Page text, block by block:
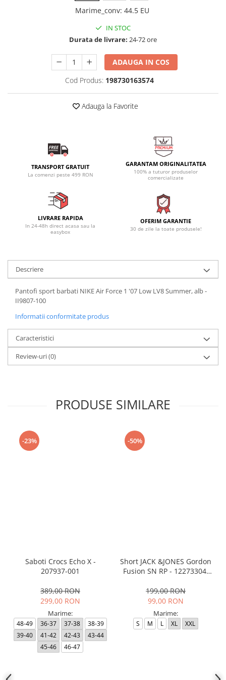
Marime_conv: 44.5 EU
IN STOC
Durata de livrare: 24-72 ore
ADAUGA IN COS
Cod Produs: 198730163574
Adauga la Favorite
TRANSPORT GRATUIT
La comenzi peste 499 RON
GARANTAM ORIGINALITATEA
100% a tuturor produselor
comercializate
LIVRARE RAPIDA
In 24-48h direct acasa sau la
easybox
OFERIM GARANTIE
30 de zile la toate produsele!
Descriere
Pantofi sport barbati NIKE Air Force 1 '07 Low LV8 Summer, alb -
II9807-100
Informatii conformitate produs
Caracteristici
Review-uri(0)
PRODUSE SIMILARE
-23%
Saboti Crocs Echo X -
207937-001
389,00 RON
299,00 RON
Marime:
48-49 36-37 37-38
38-39
39-40
41-42 42-43
43-44
45-46
46-47
-50%
Short JACK &JONES Gordon
Fusion SN RP - 12273304-
199,00 RON
99,00 RON
Marime:
S M L XL XXL